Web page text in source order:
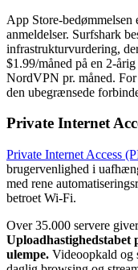
App Store-
anmeldelser. Surfshark
infrastrukturvurdering,
$1.99/måned på en 2-
NordVPN pr. måned.
den ubegrænsede
Private Internet
Private Internet Access
brugervenlighed i
med rene
betroet Wi-Fi.
Over 35.000 servere
ulempe. Videoopkald og